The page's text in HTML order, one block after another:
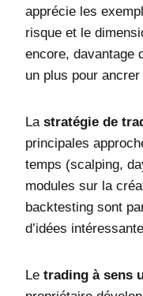
apprécie les
risque et le
encore, davantage
un plus pour
La stratégie de
principales
temps (scalping,
modules sur la
backtesting sont
d’idées
Le trading à sens